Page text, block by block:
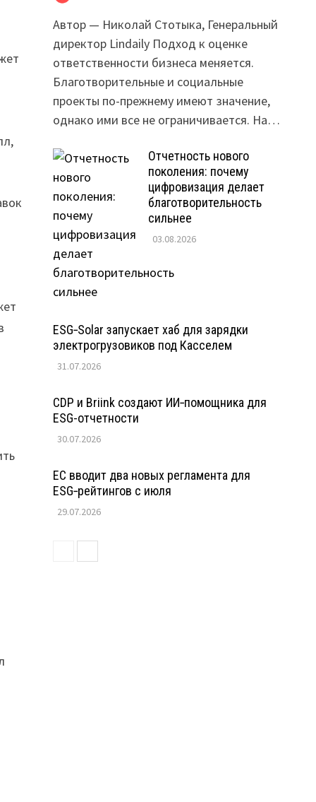
Автор — Николай Стотыка, Генеральный
директор Lindaily Подход к оценке
ответственности бизнеса меняется.
Благотворительные и социальные
проекты по-прежнему имеют значение,
однако ими все не ограничивается. На…
Отчетность нового
поколения: почему
цифровизация делает
благотворительность
сильнее
03.08.2026
ESG‑Solar запускает хаб для зарядки
электрогрузовиков под Касселем
31.07.2026
CDP и Briink создают ИИ‑помощника для
ESG-отчетности
30.07.2026
ЕС вводит два новых регламента для
ESG‑рейтингов с июля
29.07.2026